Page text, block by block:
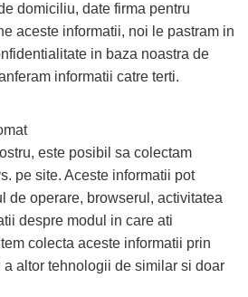
domiciliu, date firma pentru
aceste informatii, noi le pastram in
in baza noastra de
informatii catre terti.
este posibil sa colectam
pe site. Aceste informatii pot
de operare, browserul, activitatea
despre modul in care ati
colecta aceste informatii prin
altor tehnologii de similar si doar